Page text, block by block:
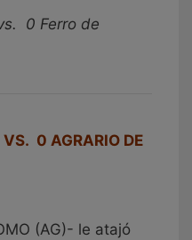
0 Ferro de
0 AGRARIO DE
(AG)- le atajó